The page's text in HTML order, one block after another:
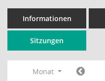
Informationen
Sitzungen
Monat